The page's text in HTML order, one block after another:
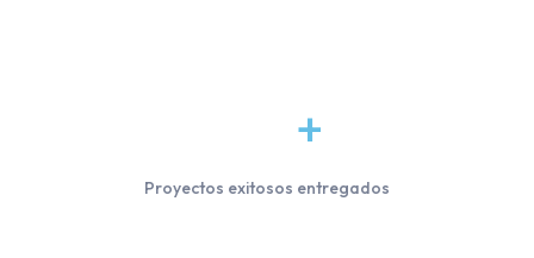
+
Proyectos exitosos entregados